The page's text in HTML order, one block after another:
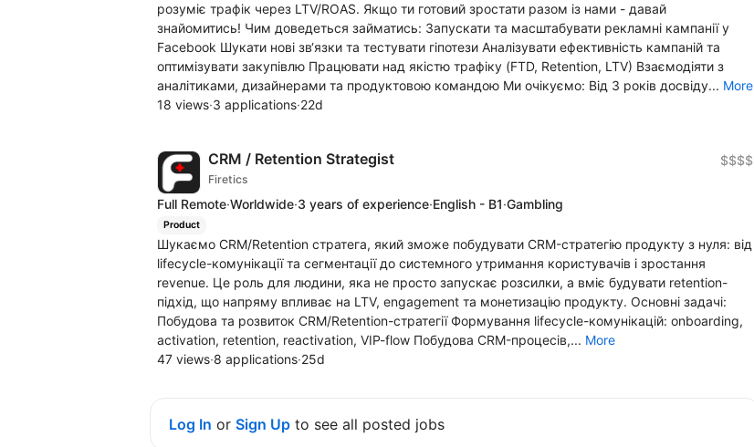
розуміє трафік через LTV/ROAS. Якщо ти готовий зростати разом із нами - давай
знайомитись! Чим доведеться займатись: Запускати та масштабувати рекламні кампанії у
Facebook Шукати нові зв‘язки та тестувати гіпотези Аналізувати ефективність кампаній та
оптимізувати закупівлю Працювати над якістю трафіку (FTD, Retention, LTV) Взаємодіяти з
аналітиками, дизайнерами та продуктовою командою Ми очікуємо: Від 3 років досвіду... More
18 views·3 applications·22d
CRM / Retention Strategist
Firetics
$$$$
Full Remote·Worldwide·3 years of experience·English - B1·Gambling
Product
Шукаємо CRM/Retention стратега, який зможе побудувати CRM-стратегію продукту з нуля: від
lifecycle-комунікації та сегментації до системного утримання користувачів і зростання
revenue. Це роль для людини, яка не просто запускає розсилки, а вміє будувати retention-
підхід, що напряму впливає на LTV, engagement та монетизацію продукту. Основні задачі:
Побудова та розвиток CRM/Retention-стратегії Формування lifecycle-комунікацій: onboarding,
activation, retention, reactivation, VIP-flow Побудова CRM-процесів,... More
47 views·8 applications·25d
Log In or Sign Up to see all posted jobs